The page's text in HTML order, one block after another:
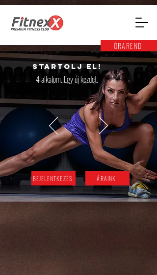
ÓRAREND
Startolj el!
4 alkalom. Egy új kezdet.
BEJELENTKEZÉS ÁRAINK